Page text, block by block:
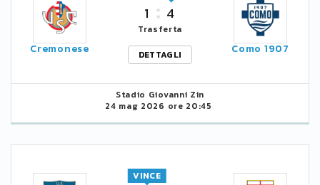
Cremonese
1 4
Trasferta
DETTAGLI
Como 1907
Stadio Giovanni Zin
24 mag 2026 ore 20:45
VINCE